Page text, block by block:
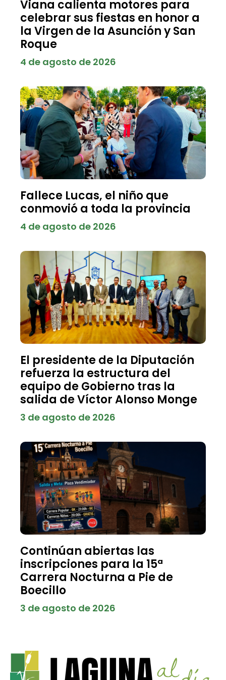
Viana calienta motores para
celebrar sus fiestas en honor a
la Virgen de la Asunción y San
Roque
4 de agosto de 2026
Fallece Lucas, el niño que
conmovió a toda la provincia
4 de agosto de 2026
El presidente de la Diputación
refuerza la estructura del
equipo de Gobierno tras la
salida de Víctor Alonso Monge
3 de agosto de 2026
Continúan abiertas las
inscripciones para la 15ª
Carrera Nocturna a Pie de
Boecillo
3 de agosto de 2026